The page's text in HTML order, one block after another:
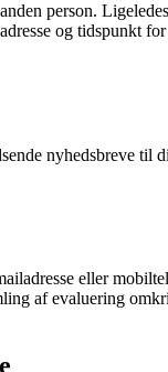
person.
og tidspunkt for
nyhedsbreve
eller
af evaluering